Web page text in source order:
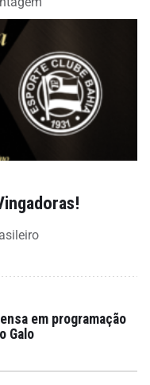
em programação
Galo